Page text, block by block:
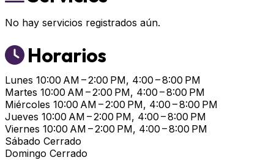
No hay servicios registrados aún.
Horarios
Lunes 10:00 AM – 2:00 PM, 4:00 – 8:00 PM
Martes 10:00 AM – 2:00 PM, 4:00 – 8:00 PM
Miércoles 10:00 AM – 2:00 PM, 4:00 – 8:00 PM
Jueves 10:00 AM – 2:00 PM, 4:00 – 8:00 PM
Viernes 10:00 AM – 2:00 PM, 4:00 – 8:00 PM
Sábado Cerrado
Domingo Cerrado